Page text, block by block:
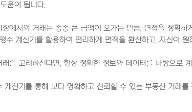
움이 됩니다.
장에서의 거래는 종종 큰 금액이 오가는 만큼, 면적을 정확
수 계산기를 활용하여 편리하게 면적을 환산하고, 자신이
래를 고려하신다면, 항상 정확한 정보와 데이터를 바탕으로
계산기를 통해 보다 명확하고 신뢰할 수 있는 부동산 거래를